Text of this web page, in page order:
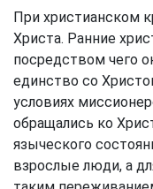
При христианском
Христа. Ранние
посредством чего
единство со
условиях
обращались ко
языческого
взрослые люди, а